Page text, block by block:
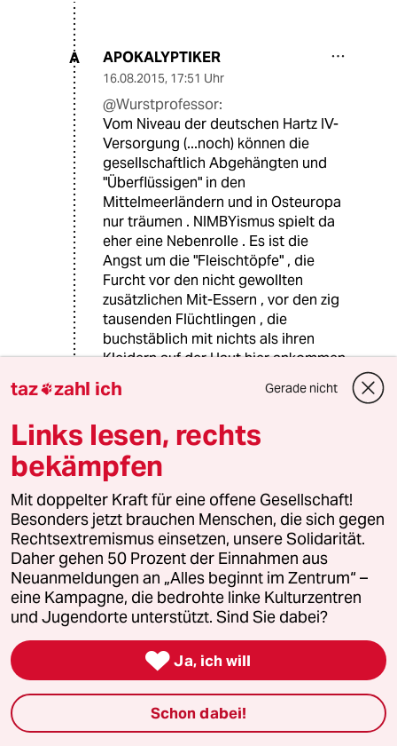
A APOKALYPTIKER
16.08.2015, 17:51 Uhr
@Wurstprofessor:
Vom Niveau der deutschen Hartz IV-
Versorgung (...noch) können die
gesellschaftlich Abgehängten und
"Überflüssigen" in den
Mittelmeerländern und in Osteuropa
nur träumen . NIMBYismus spielt da
eher eine Nebenrolle . Es ist die
Angst um die "Fleischtöpfe" , die
Furcht vor den nicht gewollten
zusätzlichen Mit-Essern , vor den zig
tausenden Flüchtlingen , die
buchstäblich mit nichts als ihren
Kleidern auf der Haut hier ankommen
. Im reichen Deutschland ist die
aggressive , teilweise gewalttätige
Flüchtlinge nur als unterste
moralische Schublade einzuordnen .
A APOKALYPTIKER
16.08.2015,14:29 Uhr
„Wir sind die Bewegung, deren Generation
doppelt bestraft ist: Verurteilt, in ein
Sozialsystem einzuzahlen, das durch
unsere Kinder nichts mehr übrig bleibt.“
Jaaa ja ... und gegen Dummheit kämpfen
das nun wirklich kein typisches Agrarland ist ,
exportiert erhebliche Mengen an
taz zahl ich Gerade nicht
Links lesen, rechts
bekämpfen
Mit doppelter Kraft für eine offene Gesellschaft!
Besonders jetzt brauchen Menschen, die sich gegen
Rechtsextremismus einsetzen, unsere Solidarität.
Daher gehen 50 Prozent der Einnahmen aus
Neuanmeldungen an „Alles beginnt im Zentrum“ –
eine Kampagne, die bedrohte linke Kulturzentren
und Jugendorte unterstützt. Sind Sie dabei?
 Ja, ich will
Schon dabei!